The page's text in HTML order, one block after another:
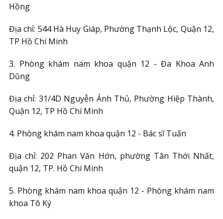
Hồng
Địa chỉ: 544 Hà Huy Giáp, Phường Thạnh Lộc, Quận 12,
TP Hồ Chí Minh
3. Phòng khám nam khoa quận 12 - Đa Khoa Anh
Dũng
Địa chỉ: 31/4D Nguyễn Ảnh Thủ, Phường Hiệp Thành,
Quận 12, TP Hồ Chí Minh
4. Phòng khám nam khoa quận 12 - Bác sĩ Tuấn
Địa chỉ: 202 Phan Văn Hớn, phường Tân Thới Nhất,
quận 12, TP. Hồ Chí Minh
5. Phòng khám nam khoa quận 12 - Phòng khám nam
khoa Tô Ký